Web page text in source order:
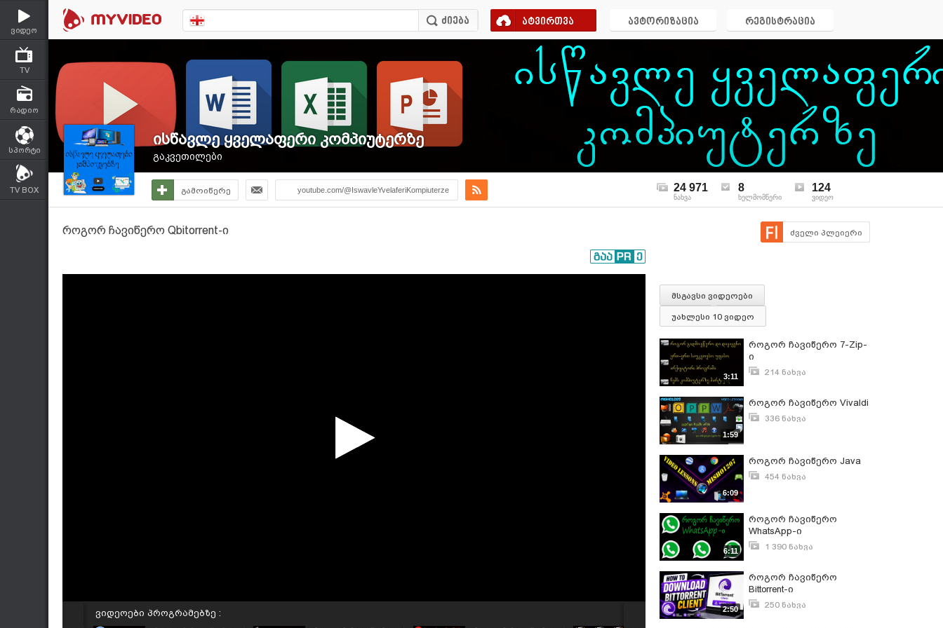
ვიდეო
TV
რადიო
სპორტი
TV BOX
ატვირთვა ავტორიზაცია რეგისტრაცია
ისწავლე ყველაფერი კომპიუტერზე
გაკვეთილები
გამოიწერე youtube.com/@IswavleYvelaferiKompiuterze 24 971
ნახვა
8
ხელმომწერი
124
ვიდეო
როგორ ჩავიწერო Qbitorrent-ი ძველი პლეიერი
ვიდეოები პროგრამებზე :
მსგავსი ვიდეოები
უახლესი 10 ვიდეო
3:11
როგორ ჩავიწერო 7-Zip-
ი
214 ნახვა
1:59
როგორ ჩავიწერო Vivaldi
336 ნახვა
6:09
როგორ ჩავიწერო Java
454 ნახვა
6:11
როგორ ჩავიწერო
WhatsApp-ი
1 390 ნახვა
2:50
როგორ ჩავიწერო
Bittorrent-ი
250 ნახვა